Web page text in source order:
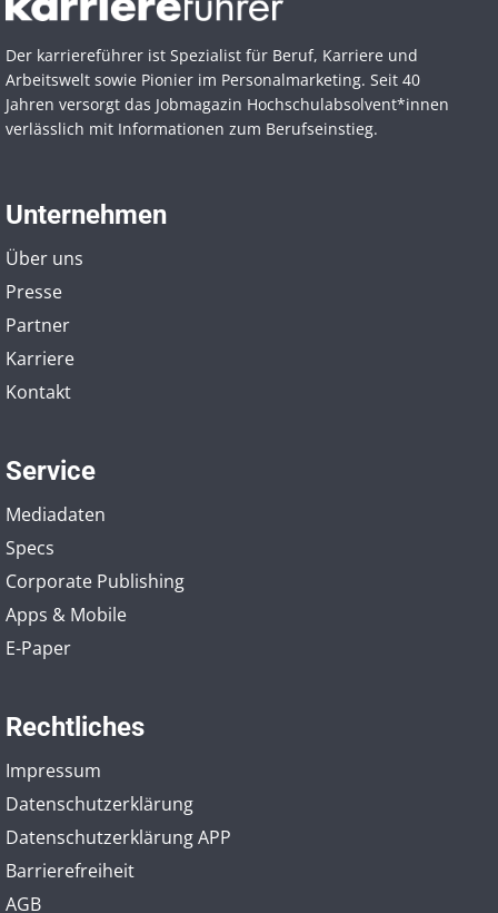
Der karriereführer ist Spezialist für Beruf, Karriere und
Arbeitswelt sowie Pionier im Personal­marketing. Seit 40
Jahren versorgt das Jobmagazin Hochschul­absolvent*innen
verlässlich mit Informationen zum Berufseinstieg.
Unternehmen
Über uns
Presse
Partner
Karriere
Kontakt
Service
Mediadaten
Specs
Corporate Publishing
Apps & Mobile
E-Paper
Rechtliches
Impressum
Datenschutzerklärung
Datenschutzerklärung APP
Barrierefreiheit
AGB